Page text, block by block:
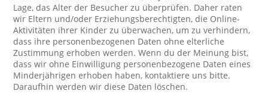
Lage, das Alter der Besucher zu überprüfen. Daher raten
wir Eltern und/oder Erziehungsberechtigten, die Online-
Aktivitäten ihrer Kinder zu überwachen, um zu verhindern,
dass ihre personenbezogenen Daten ohne elterliche
Zustimmung erhoben werden. Wenn du der Meinung bist,
dass wir ohne Einwilligung personenbezogene Daten eines
Minderjährigen erhoben haben, kontaktiere uns bitte.
Daraufhin werden wir diese Daten löschen.